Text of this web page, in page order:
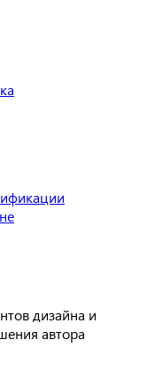
дизайна и
автора